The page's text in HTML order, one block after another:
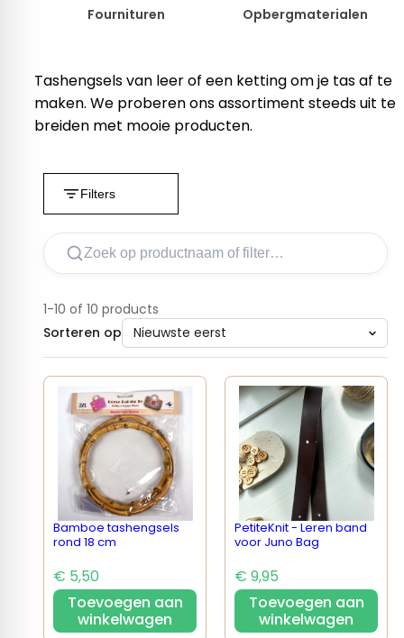
Opbergmaterialen Sokken breien
Tashengsels van leer of een ketting om je tas af te
maken. We proberen ons assortiment steeds uit te
breiden met mooie producten.
Filters
1-10 of 10 products
Sorteren op
Bamboe tashengsels
rond 18 cm
€ 5,50
Toevoegen aan
winkelwagen
PetiteKnit - Leren band
voor Juno Bag
€ 9,95
Toevoegen aan
winkelwagen